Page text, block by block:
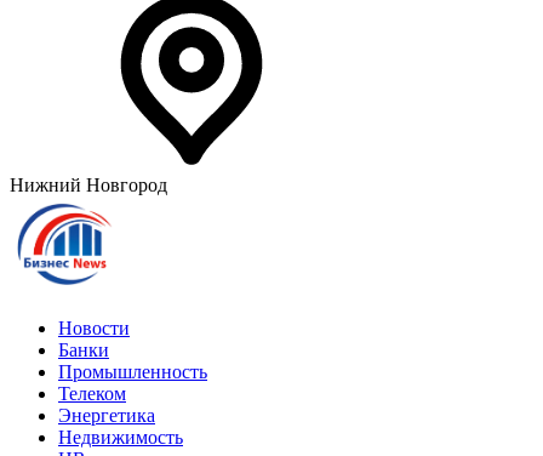
Нижний Новгород
Новости
Банки
Промышленность
Телеком
Энергетика
Недвижимость